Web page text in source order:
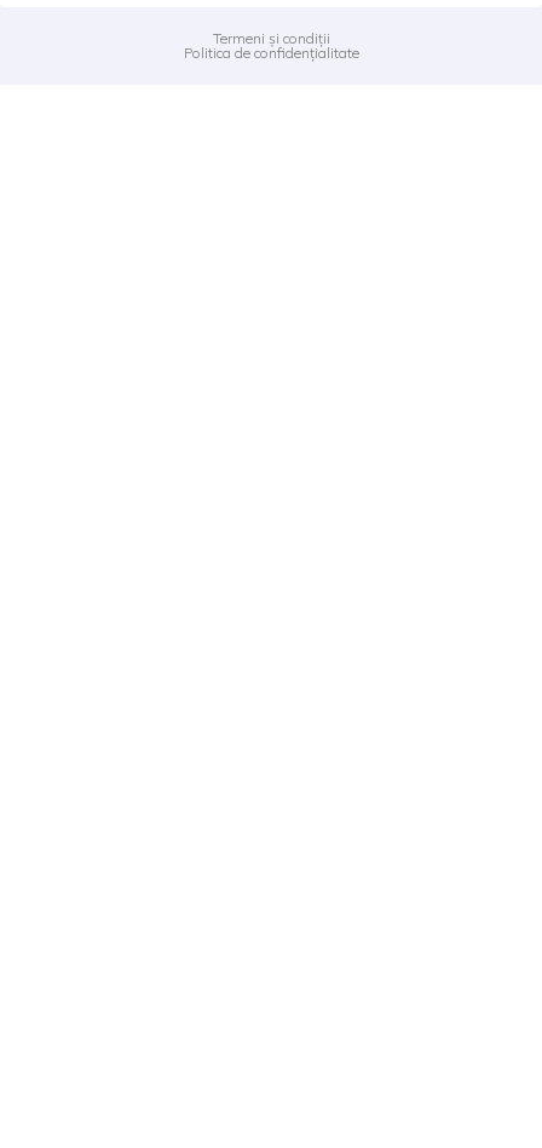
Termeni și condiții
Politica de confidențialitate